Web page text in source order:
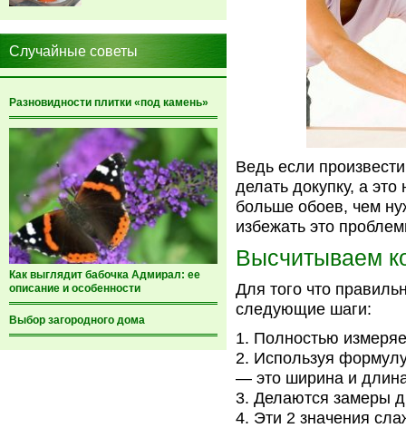
Случайные советы
Разновидности плитки «под камень»
Как выглядит бабочка Адмирал: ее
описание и особенности
Выбор загородного дома
Ведь если
делать докупку, а
больше обоев, чем
избежать это
Высчитываем
Для того что
следующие шаги:
Полностью
Используя
— это ширина и
Делаются замеры
Эти 2 значения